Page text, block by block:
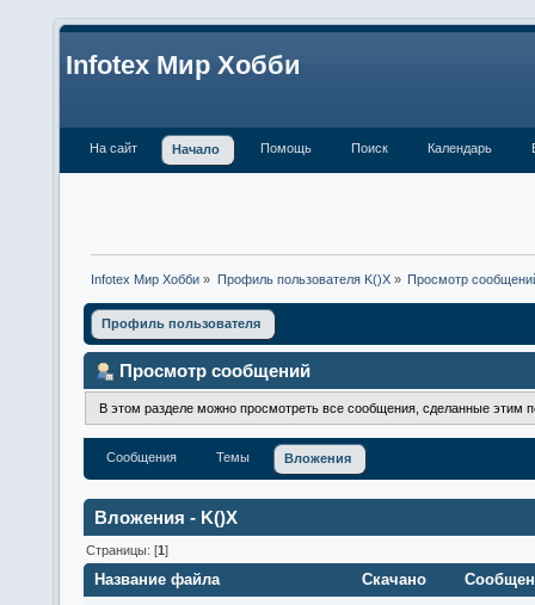
Infotex Мир Хобби
На сайт Начало Помощь Поиск Календарь
Infotex Мир Хобби » Профиль пользователя K()X» Просмотр
Профиль пользователя
Просмотр сообщений
В этом разделе можно просмотреть все сообщения, сделанные этим
Сообщения Темы Вложения
Вложения - K()X
Страницы: [1]
Название файла Скачано